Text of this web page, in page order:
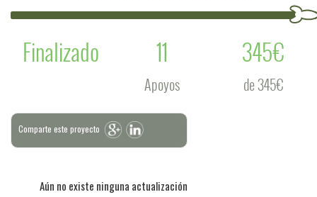
Finalizado
11
Apoyos
345€
de 345€
Comparte este proyecto
Aún no existe ninguna actualización